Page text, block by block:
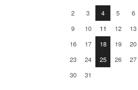
2
3 4 5 6
9
10 11 12 13
16
17 18 19 20
23
24 25 26 27
30
31